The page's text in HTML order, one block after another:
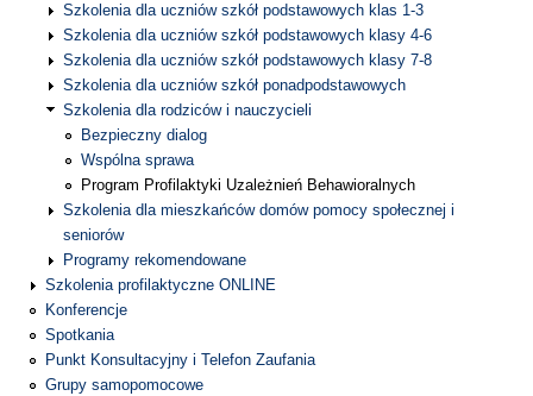
Szkolenia dla uczniów szkół podstawowych klas 1-3
Szkolenia dla uczniów szkół podstawowych klasy 4-6
Szkolenia dla uczniów szkół podstawowych klasy 7-8
Szkolenia dla uczniów szkół ponadpodstawowych
Szkolenia dla rodziców i nauczycieli
Bezpieczny dialog
Wspólna sprawa
Program Profilaktyki Uzależnień Behawioralnych
Szkolenia dla mieszkańców domów pomocy społecznej i
seniorów
Programy rekomendowane
Szkolenia profilaktyczne ONLINE
Konferencje
Spotkania
Punkt Konsultacyjny i Telefon Zaufania
Grupy samopomocowe